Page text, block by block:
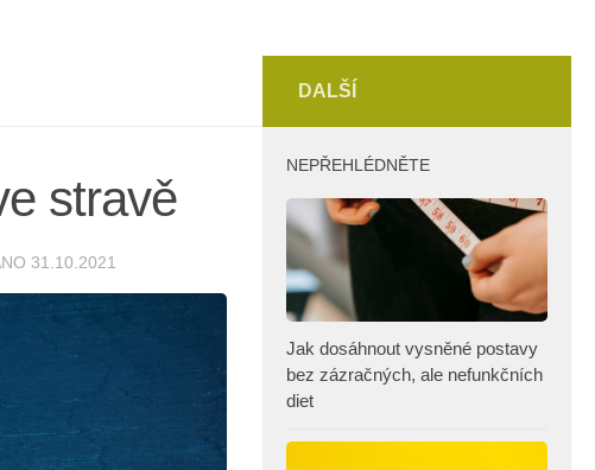
stravě
31.10.2021
DALŠÍ
NEPŘEHLÉDNĚTE
Jak dosáhnout vysněné postavy
bez zázračných, ale nefunkčních
diet